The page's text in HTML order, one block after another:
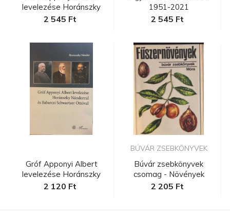
levelezése Horánszky
Nándorra...
2 545 Ft
Gróf Apponyi Albert
levelezése Horánszky
Nándorra...
2 120 Ft
1951-2021
2 545 Ft
BÚVÁR ZSEBKÖNYVEK
Búvár zsebkönyvek
csomag - Növények
2 205 Ft